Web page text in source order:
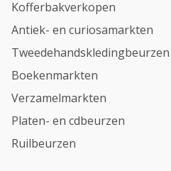
Kofferbakverkopen
Antiek- en curiosamarkten
Tweedehandskledingbeurzen
Boekenmarkten
Verzamelmarkten
Platen- en cdbeurzen
Ruilbeurzen